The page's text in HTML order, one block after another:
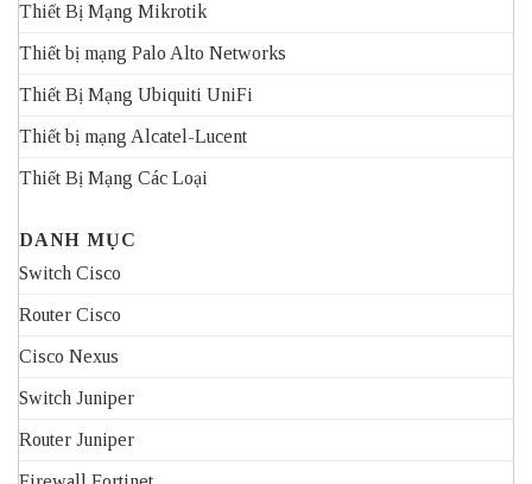
Thiết Bị Mạng Mikrotik
Thiết bị mạng Palo Alto Networks
Thiết Bị Mạng Ubiquiti UniFi
Thiết bị mạng Alcatel-Lucent
Thiết Bị Mạng Các Loại
DANH MỤC
Switch Cisco
Router Cisco
Cisco Nexus
Switch Juniper
Router Juniper